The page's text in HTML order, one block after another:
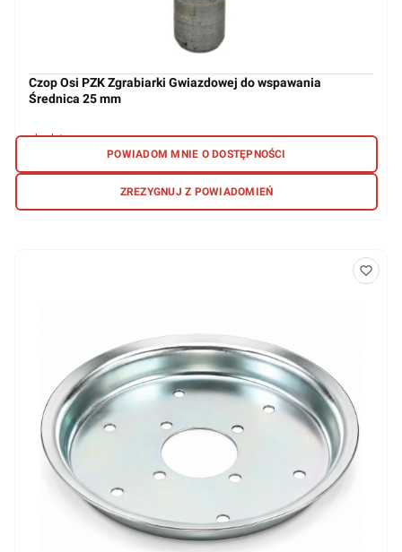
Czop Osi PZK Zgrabiarki Gwiazdowej do wspawania
Średnica 25 mm
brak towaru
31,63 zł
POWIADOM MNIE O DOSTĘPNOŚCI
ZREZYGNUJ Z POWIADOMIEŃ